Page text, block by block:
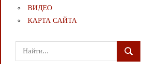
ВИДЕО
КАРТА САЙТА
Поиск
для:
ПОИСК